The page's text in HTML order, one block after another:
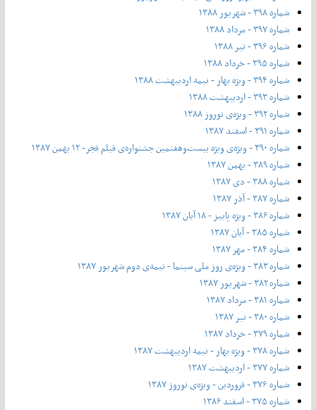
شماره ۳۹۸ - شهریور ۱۳۸۸
شماره ۳۹۷ - مرداد ۱۳۸۸
شماره ۳۹۶ - تیر ۱۳۸۸
شماره ۳۹۵ - خرداد ۱۳۸۸
شماره ۳۹۴ - ویژه بهار - نیمه‌ اردیبهشت ۱۳۸۸
شماره ۳۹۳ - اردیبهشت ۱۳۸۸
شماره ۳۹۲ - ویژه‌ی نوروز ۱۳۸۸
شماره ۳۹۱ - اسفند ۱۳۸۷
شماره ۳۹۰ - ویژه‌ی ویژه بیست‌و‌هفتمین جشنواره‌ی فیلم فجر- ۱۲ بهمن ۱۳۸۷
شماره ۳۸۹ - بهمن ۱۳۸۷
شماره ۳۸۸ - دی ۱۳۸۷
شماره ۳۸۷ - آذر ۱۳۸۷
شماره ۳۸۶ - ویژه پاییز - ۱۸ آبان ۱۳۸۷
شماره ۳۸۵ - آبان ۱۳۸۷
شماره ۳۸۴ - مهر ۱۳۸۷
شماره ۳۸۳ - ویژه‌ی روز ملی سینما - نیمه‌ی دوم شهریور ۱۳۸۷
شماره ۳۸۲ - شهریور ۱۳۸۷
شماره ۳۸۱ - مرداد ۱۳۸۷
شماره ۳۸۰ - تیر ۱۳۸۷
شماره ۳۷۹ - خرداد ۱۳۸۷
شماره ۳۷۸ - ویژه بهار - نیمه‌ اردیبهشت ۱۳۸۷
شماره ۳۷۷ - اردیبهشت ۱۳۸۷
شماره ۳۷۶ - فروردین - ویژه‌ی نوروز ۱۳۸۷
شماره ۳۷۵ - اسفند ۱۳۸۶